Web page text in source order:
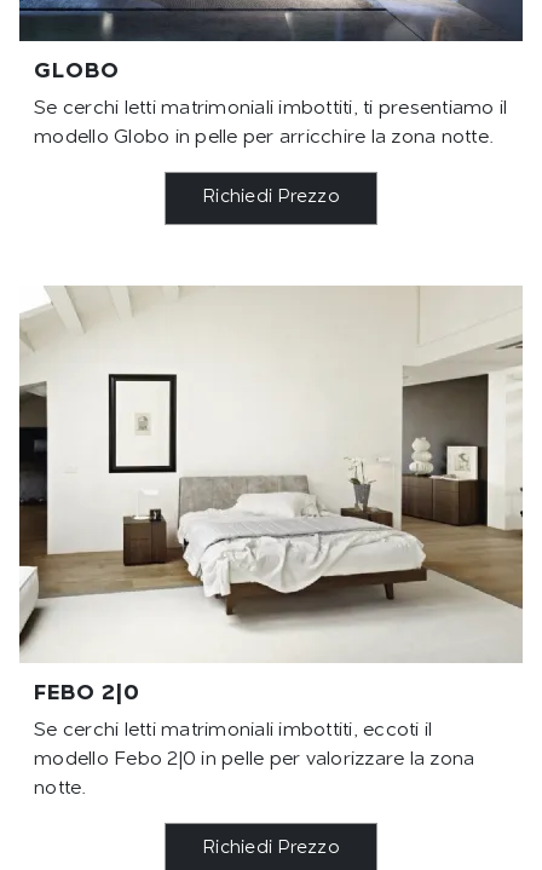
GLOBO
Se cerchi letti matrimoniali imbottiti, ti presentiamo il
modello Globo in pelle per arricchire la zona notte.
Richiedi Prezzo
FEBO 2|0
Se cerchi letti matrimoniali imbottiti, eccoti il
modello Febo 2|0 in pelle per valorizzare la zona
notte.
Richiedi Prezzo